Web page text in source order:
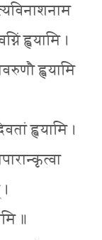
ह्वयामि ।
ह्वयामि
ह्वयामि ।
॥